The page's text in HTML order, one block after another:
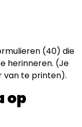
(40) die
herinneren. (Je
van te printen).
op